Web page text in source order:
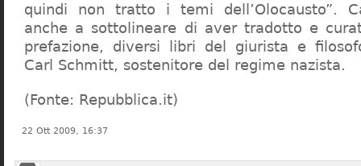
quindi non tratto i temi dell’Olocausto”.
anche a sottolineare di aver tradotto e
prefazione, diversi libri del giurista e
Carl Schmitt, sostenitore del regime nazista.
(Fonte: Repubblica.it)
22 Ott 2009, 16:37